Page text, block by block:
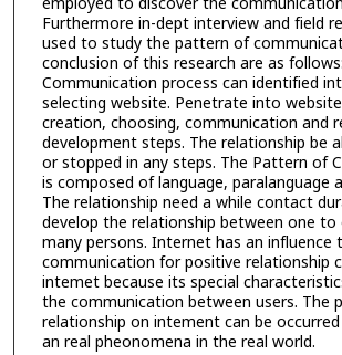
Furthermore in-dept interview and field
used to study the pattern of
conclusion of this research are as
Communication process can identified
selecting website. Penetrate into
creation, choosing, communication and
development steps. The relationship be
or stopped in any steps. The Pattern of
is composed of language, paralanguage
The relationship need a while contact
develop the relationship between one
many persons. Internet has an influence
communication for positive relationship
intemet because its special
the communication between users. The
relationship on intement can be
an real pheonomena in the real world.